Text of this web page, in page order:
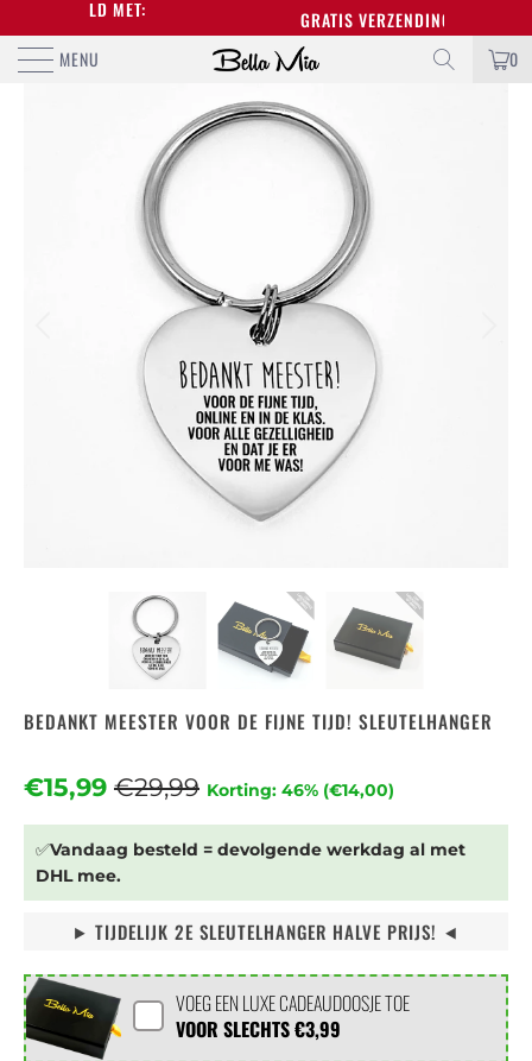
MET:
GRATIS VERZENDING BOVEN DE
MENU
0
BEDANKT MEESTER VOOR DE FIJNE TIJD! SLEUTELHANGER
€15,99 €29,99 Korting: 46% (€14,00)
✅Vandaag besteld = devolgende werkdag al met
DHL mee.
⯈ TIJDELIJK 2E SLEUTELHANGER HALVE PRIJS! ⯇
VOEG EEN LUXE CADEAUDOOSJE TOE
VOOR SLECHTS€3,99